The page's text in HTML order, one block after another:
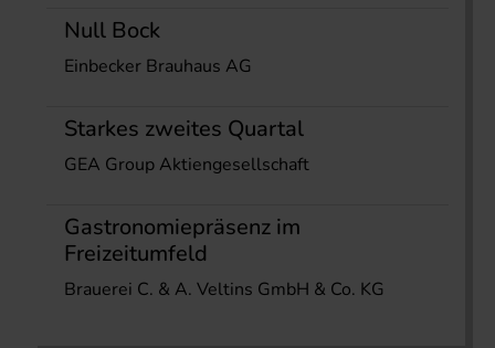
Null Bock
Einbecker Brauhaus AG
Starkes zweites Quartal
GEA Group Aktiengesellschaft
Gastronomiepräsenz im
Freizeitumfeld
Brauerei C. & A. Veltins GmbH & Co. KG